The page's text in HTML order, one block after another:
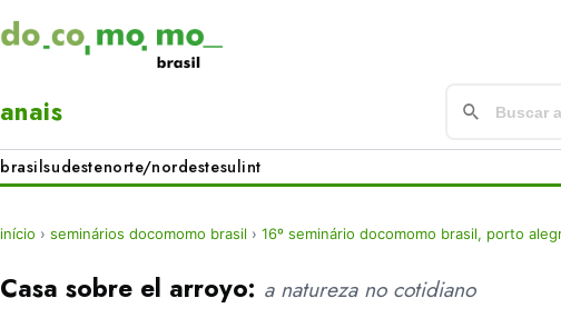
anais
brasilsudestenorte/nordestesulint
início › seminários docomomo brasil › 16º seminário docomomo brasil, porto
Casa sobre el arroyo: a natureza no cotidiano